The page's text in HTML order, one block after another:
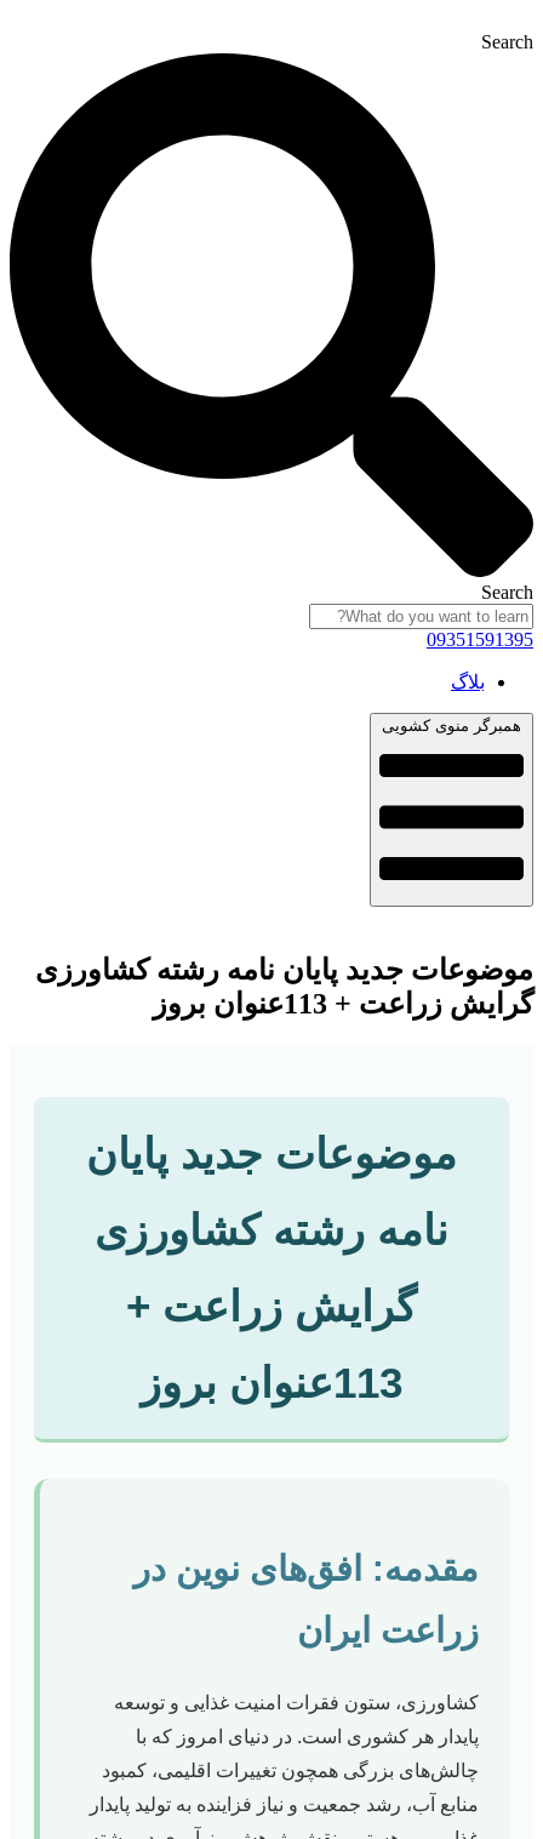
Search
Search
09351591395
بلاگ
همبرگر منوی کشویی
موضوعات جدید پایان نامه رشته کشاورزی
گرایش زراعت + 113عنوان بروز
موضوعات جدید پایان
نامه رشته کشاورزی
گرایش زراعت +
113عنوان بروز
مقدمه: افق‌های نوین در
زراعت ایران
کشاورزی، ستون فقرات امنیت غذایی و توسعه
پایدار هر کشوری است. در دنیای امروز که با
چالش‌های بزرگی همچون تغییرات اقلیمی، کمبود
منابع آب، رشد جمعیت و نیاز فزاینده به تولید پایدار